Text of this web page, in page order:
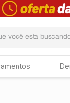
MAIS BUSCADOS